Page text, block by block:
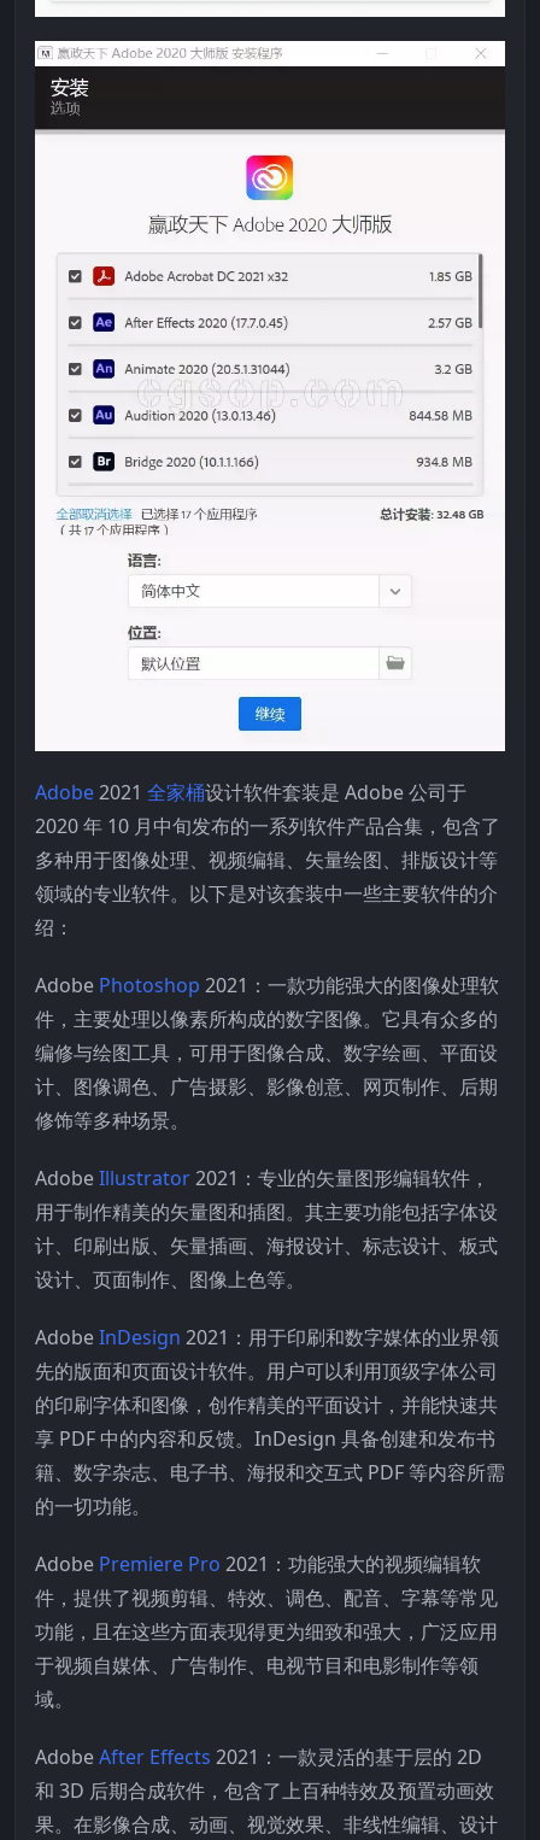
Adobe2021 全家桶设计软件套装是 Adobe 公司于
2020 年 10 月中旬发布的一系列软件产品合集，包含了
多种用于图像处理、视频编辑、矢量绘图、排版设计等
领域的专业软件。以下是对该套装中一些主要软件的介
绍：
Adobe Photoshop 2021：一款功能强大的图像处理软
件，主要处理以像素所构成的数字图像。它具有众多的
编修与绘图工具，可用于图像合成、数字绘画、平面设
计、图像调色、广告摄影、影像创意、网页制作、后期
修饰等多种场景。
AdobeIllustrator2021：专业的矢量图形编辑软件，
用于制作精美的矢量图和插图。其主要功能包括字体设
计、印刷出版、矢量插画、海报设计、标志设计、板式
设计、页面制作、图像上色等。
AdobeInDesign 2021：用于印刷和数字媒体的业界领
先的版面和页面设计软件。用户可以利用顶级字体公司
的印刷字体和图像，创作精美的平面设计，并能快速共
享 PDF 中的内容和反馈。InDesign 具备创建和发布书
籍、数字杂志、电子书、海报和交互式 PDF 等内容所需
的一切功能。
Adobe Premiere Pro 2021：功能强大的视频编辑软
件，提供了视频剪辑、特效、调色、配音、字幕等常见
功能，且在这些方面表现得更为细致和强大，广泛应用
于视频自媒体、广告制作、电视节目和电影制作等领
域。
AdobeAfter Effects 2021：一款灵活的基于层的 2D
和 3D 后期合成软件，包含了上百种特效及预置动画效
果。在影像合成、动画、视觉效果、非线性编辑、设计